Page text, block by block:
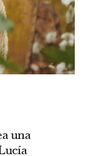
una